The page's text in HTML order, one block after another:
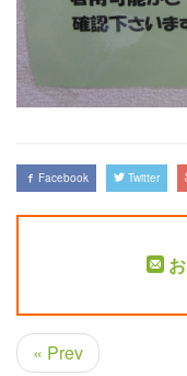
Facebook Twitter
« Prev